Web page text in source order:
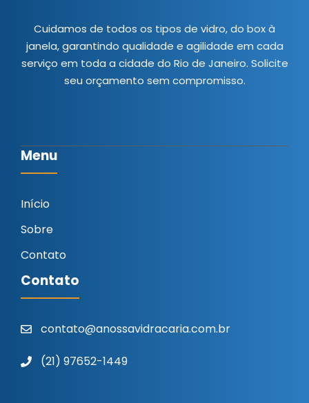
Cuidamos de todos os tipos de vidro, do box à
janela, garantindo qualidade e agilidade em cada
serviço em toda a cidade do Rio de Janeiro. Solicite
seu orçamento sem compromisso.
Menu
Início
Sobre
Contato
Contato
contato@anossavidracaria.com.br
(21) 97652-1449